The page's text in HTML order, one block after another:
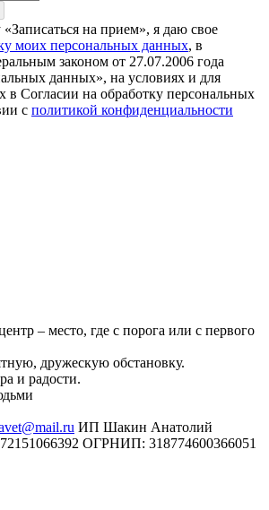
на прием», я даю свое
моих персональных данных, в
законом от 27.07.2006 года
данных», на условиях и для
в Согласии на обработку персональных
с политикой конфиденциальности
– место, где с порога или с первого
дружескую обстановку.
и радости.
ИП Шакин Анатолий
ОГРНИП: 318774600366051